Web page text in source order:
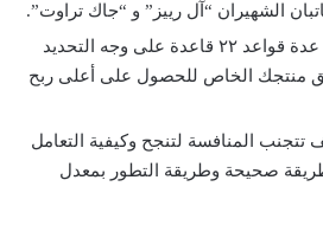
الشهيران “آل رييز” و “جاك تراوت”.
وهو كتاب مهم يحوي عدة قواعد ٢٢ قاعدة على وجه التحديد
منتجك الخاص للحصول على أعلى ربح
المنافسة لتنجح وكيفية التعامل
صحيحة وطريقة التطور بمعدل